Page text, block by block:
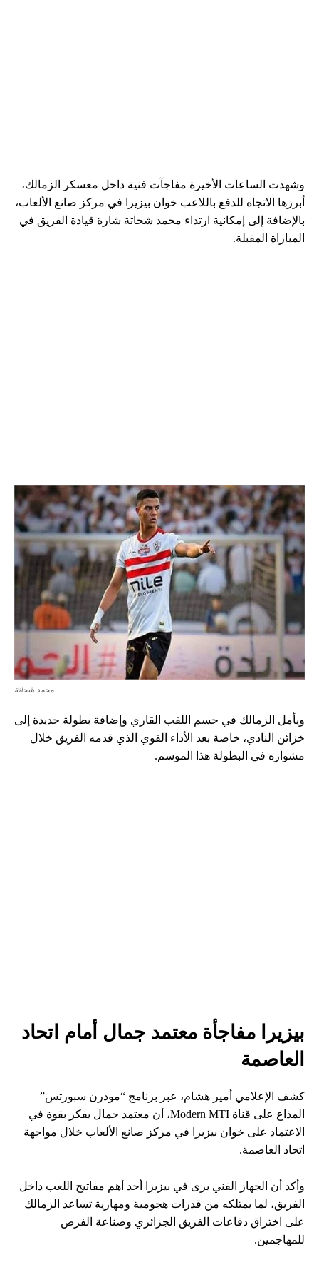
وشهدت الساعات الأخيرة مفاجآت فنية داخل معسكر الزمالك،
أبرزها الاتجاه للدفع باللاعب خوان بيزيرا في مركز صانع الألعاب،
بالإضافة إلى إمكانية ارتداء محمد شحاتة شارة قيادة الفريق في
المباراة المقبلة.
محمد شحاتة
ويأمل الزمالك في حسم اللقب القاري وإضافة بطولة جديدة إلى
خزائن النادي، خاصة بعد الأداء القوي الذي قدمه الفريق خلال
مشواره في البطولة هذا الموسم.
بيزيرا مفاجأة معتمد جمال أمام اتحاد
العاصمة
كشف الإعلامي أمير هشام، عبر برنامج “مودرن سبورتس”
المذاع على قناة Modern MTI، أن معتمد جمال يفكر بقوة في
الاعتماد على خوان بيزيرا في مركز صانع الألعاب خلال مواجهة
اتحاد العاصمة.
وأكد أن الجهاز الفني يرى في بيزيرا أحد أهم مفاتيح اللعب داخل
الفريق، لما يمتلكه من قدرات هجومية ومهارية تساعد الزمالك
على اختراق دفاعات الفريق الجزائري وصناعة الفرص
للمهاجمين.